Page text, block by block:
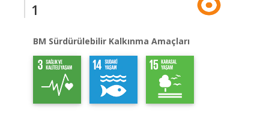
1
BM Sürdürülebilir Kalkınma Amaçları